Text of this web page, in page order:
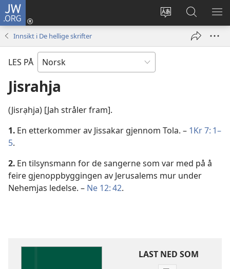
JW.ORG
Endre
Logg
inn
vindu)
Søk
på
JW.ORG
VIS
Innsikt i De hellige skrifter
LES PÅ
Jisrahja
(Jisrạhja) [Jah stråler fram].
1. En etterkommer av Jissakar gjennom Tola. – 1Kr 7: 1–
5.
2. En tilsynsmann for de sangerne som var med på å
feire gjenoppbyggingen av Jerusalems mur under
Nehemjas ledelse. – Ne 12: 42.
LAST NED SOM